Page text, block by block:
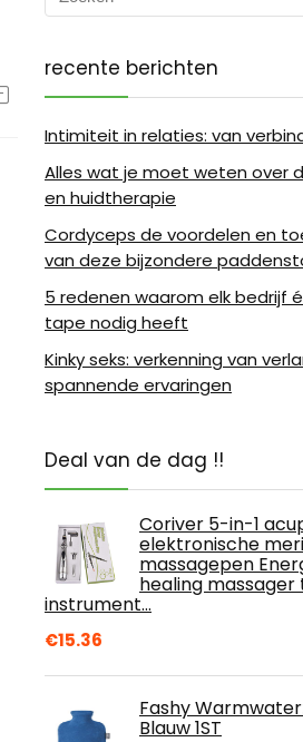
recente berichten
Intimiteit in relaties: van
Alles wat je moet weten over
en huidtherapie
Cordyceps de voordelen en
van deze bijzondere
5 redenen waarom elk bedrijf
tape nodig heeft
Kinky seks: verkenning van
spannende ervaringen
Deal van de dag !!
Coriver 5-in-1
elektronische
massagepen
healing
instrument…
€15.36
Fashy
Blauw 1ST